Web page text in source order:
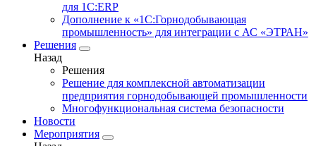
для 1С:ERP
Дополнение к «1С:Горнодобывающая
промышленность» для интеграции с АС «ЭТРАН»
Решения
Назад
Решения
Решение для комплексной автоматизации
предприятия горнодобывающей промышленности
Многофункциональная система безопасности
Новости
Мероприятия